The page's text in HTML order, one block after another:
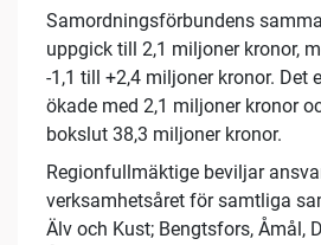
Samordningsförbundens
uppgick till 2,1 miljoner kronor,
-1,1 till +2,4 miljoner kronor. Det
ökade med 2,1 miljoner kronor
bokslut 38,3 miljoner kronor.
Regionfullmäktige beviljar
verksamhetsåret för samtliga
Älv och Kust; Bengtsfors, Åmål,